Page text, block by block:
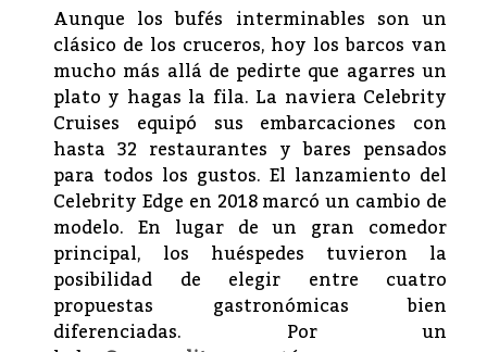
Aunque los bufés interminables son un
clásico de los cruceros, hoy los barcos van
mucho más allá de pedirte que agarres un
plato y hagas la fila. La naviera Celebrity
Cruises equipó sus embarcaciones con
hasta 32 restaurantes y bares pensados
para todos los gustos. El lanzamiento del
Celebrity Edge en 2018 marcó un cambio de
modelo. En lugar de un gran comedor
principal, los huéspedes tuvieron la
posibilidad de elegir entre cuatro
propuestas gastronómicas bien
diferenciadas. Por un